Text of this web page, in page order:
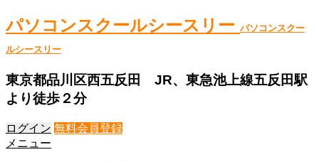
パソコンスクールシースリー パソコンスクー
ルシースリー
東京都品川区西五反田 JR、東急池上線五反田駅
より徒歩２分
ログイン 無料会員登録
メニュー